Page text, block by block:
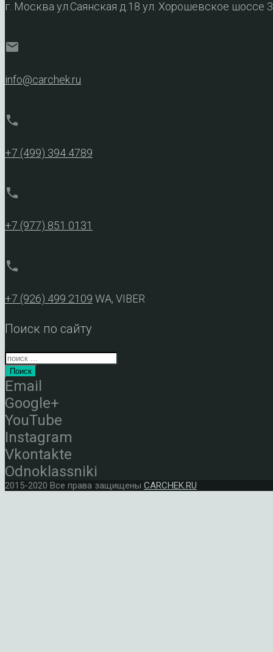
г. Москва ул.Саянская д.18 ул. Хорошевское шоссе
mail
info@carchek.ru
phone
+7 (499) 394 4789
phone
+7 (977) 851 0131
phone
+7 (926) 499 2109 WA, VIBER
Поиск по сайту
Поиск
Email
Google+
YouTube
Instagram
Vkontakte
Odnoklassniki
2015-2020 Все права защищены CARCHEK.RU